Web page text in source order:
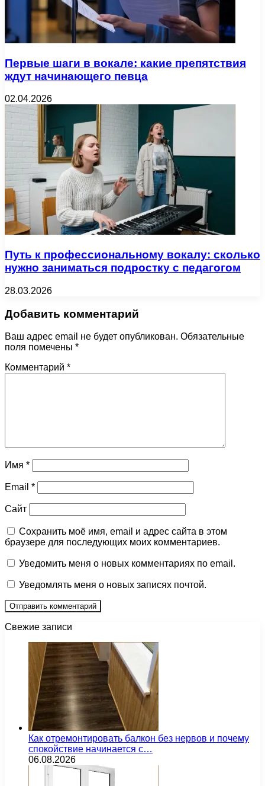
Первые шаги в вокале: какие препятствия
ждут начинающего певца
02.04.2026
Путь к профессиональному вокалу: сколько
нужно заниматься подростку с педагогом
28.03.2026
Добавить комментарий
Ваш адрес email не будет опубликован. Обязательные
поля помечены *
Комментарий *
Имя *
Email *
Сайт
Сохранить моё имя, email и адрес сайта в этом
браузере для последующих моих комментариев.
Уведомить меня о новых комментариях по email.
Уведомлять меня о новых записях почтой.
Свежие записи
Как отремонтировать балкон без нервов и почему
спокойствие начинается с…
06.08.2026